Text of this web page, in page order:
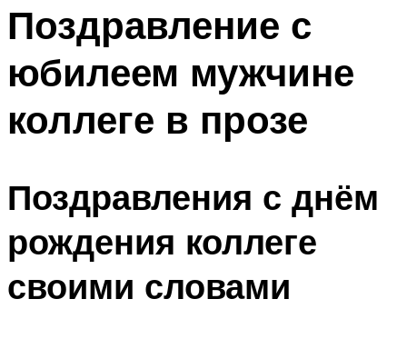
Поздравление с
юбилеем мужчине
коллеге в прозе
Поздравления с днём
рождения коллеге
своими словами